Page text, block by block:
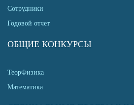
Сотрудники
Годовой отчет
ОБЩИЕ КОНКУРСЫ
ТеорФизика
Математика